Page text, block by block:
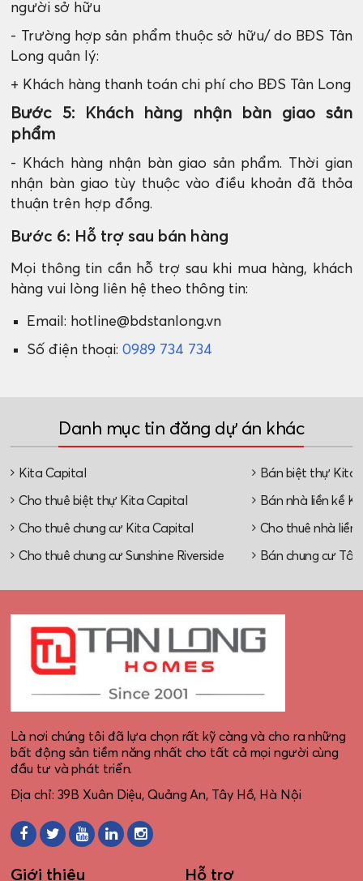
người sở hữu
- Trường hợp sản phẩm thuộc sở hữu/ do BĐS Tân
Long quản lý:
+ Khách hàng thanh toán chi phí cho BĐS Tân Long
Bước 5: Khách hàng nhận bàn giao sản
phẩm
- Khách hàng nhận bàn giao sản phẩm. Thời gian
nhận bàn giao tùy thuộc vào điều khoản đã thỏa
thuận trên hợp đồng.
Bước 6: Hỗ trợ sau bán hàng
Mọi thông tin cần hỗ trợ sau khi mua hàng, khách
hàng vui lòng liên hệ theo thông tin:
Email: hotline@bdstanlong.vn
Số điện thoại:0989 734 734
Danh mục tin đăng dự án khác
Kita Capital Bán biệt thự Kita
Cho thuê biệt thự Kita Capital Bán nhà liền kề
Cho thuê chung cư Kita Capital Cho thuê nhà liền
Cho thuê chung cư Sunshine Riverside Bán chung cư Tây
Là nơi chúng tôi đã lựa chọn rất kỹ càng và cho ra những
bất động sản tiềm năng nhất cho tất cả mọi người cùng
đầu tư và phát triển.
Địa chỉ: 39B Xuân Diệu, Quảng An, Tây Hồ, Hà Nội
Giới thiệu Hỗ trợ